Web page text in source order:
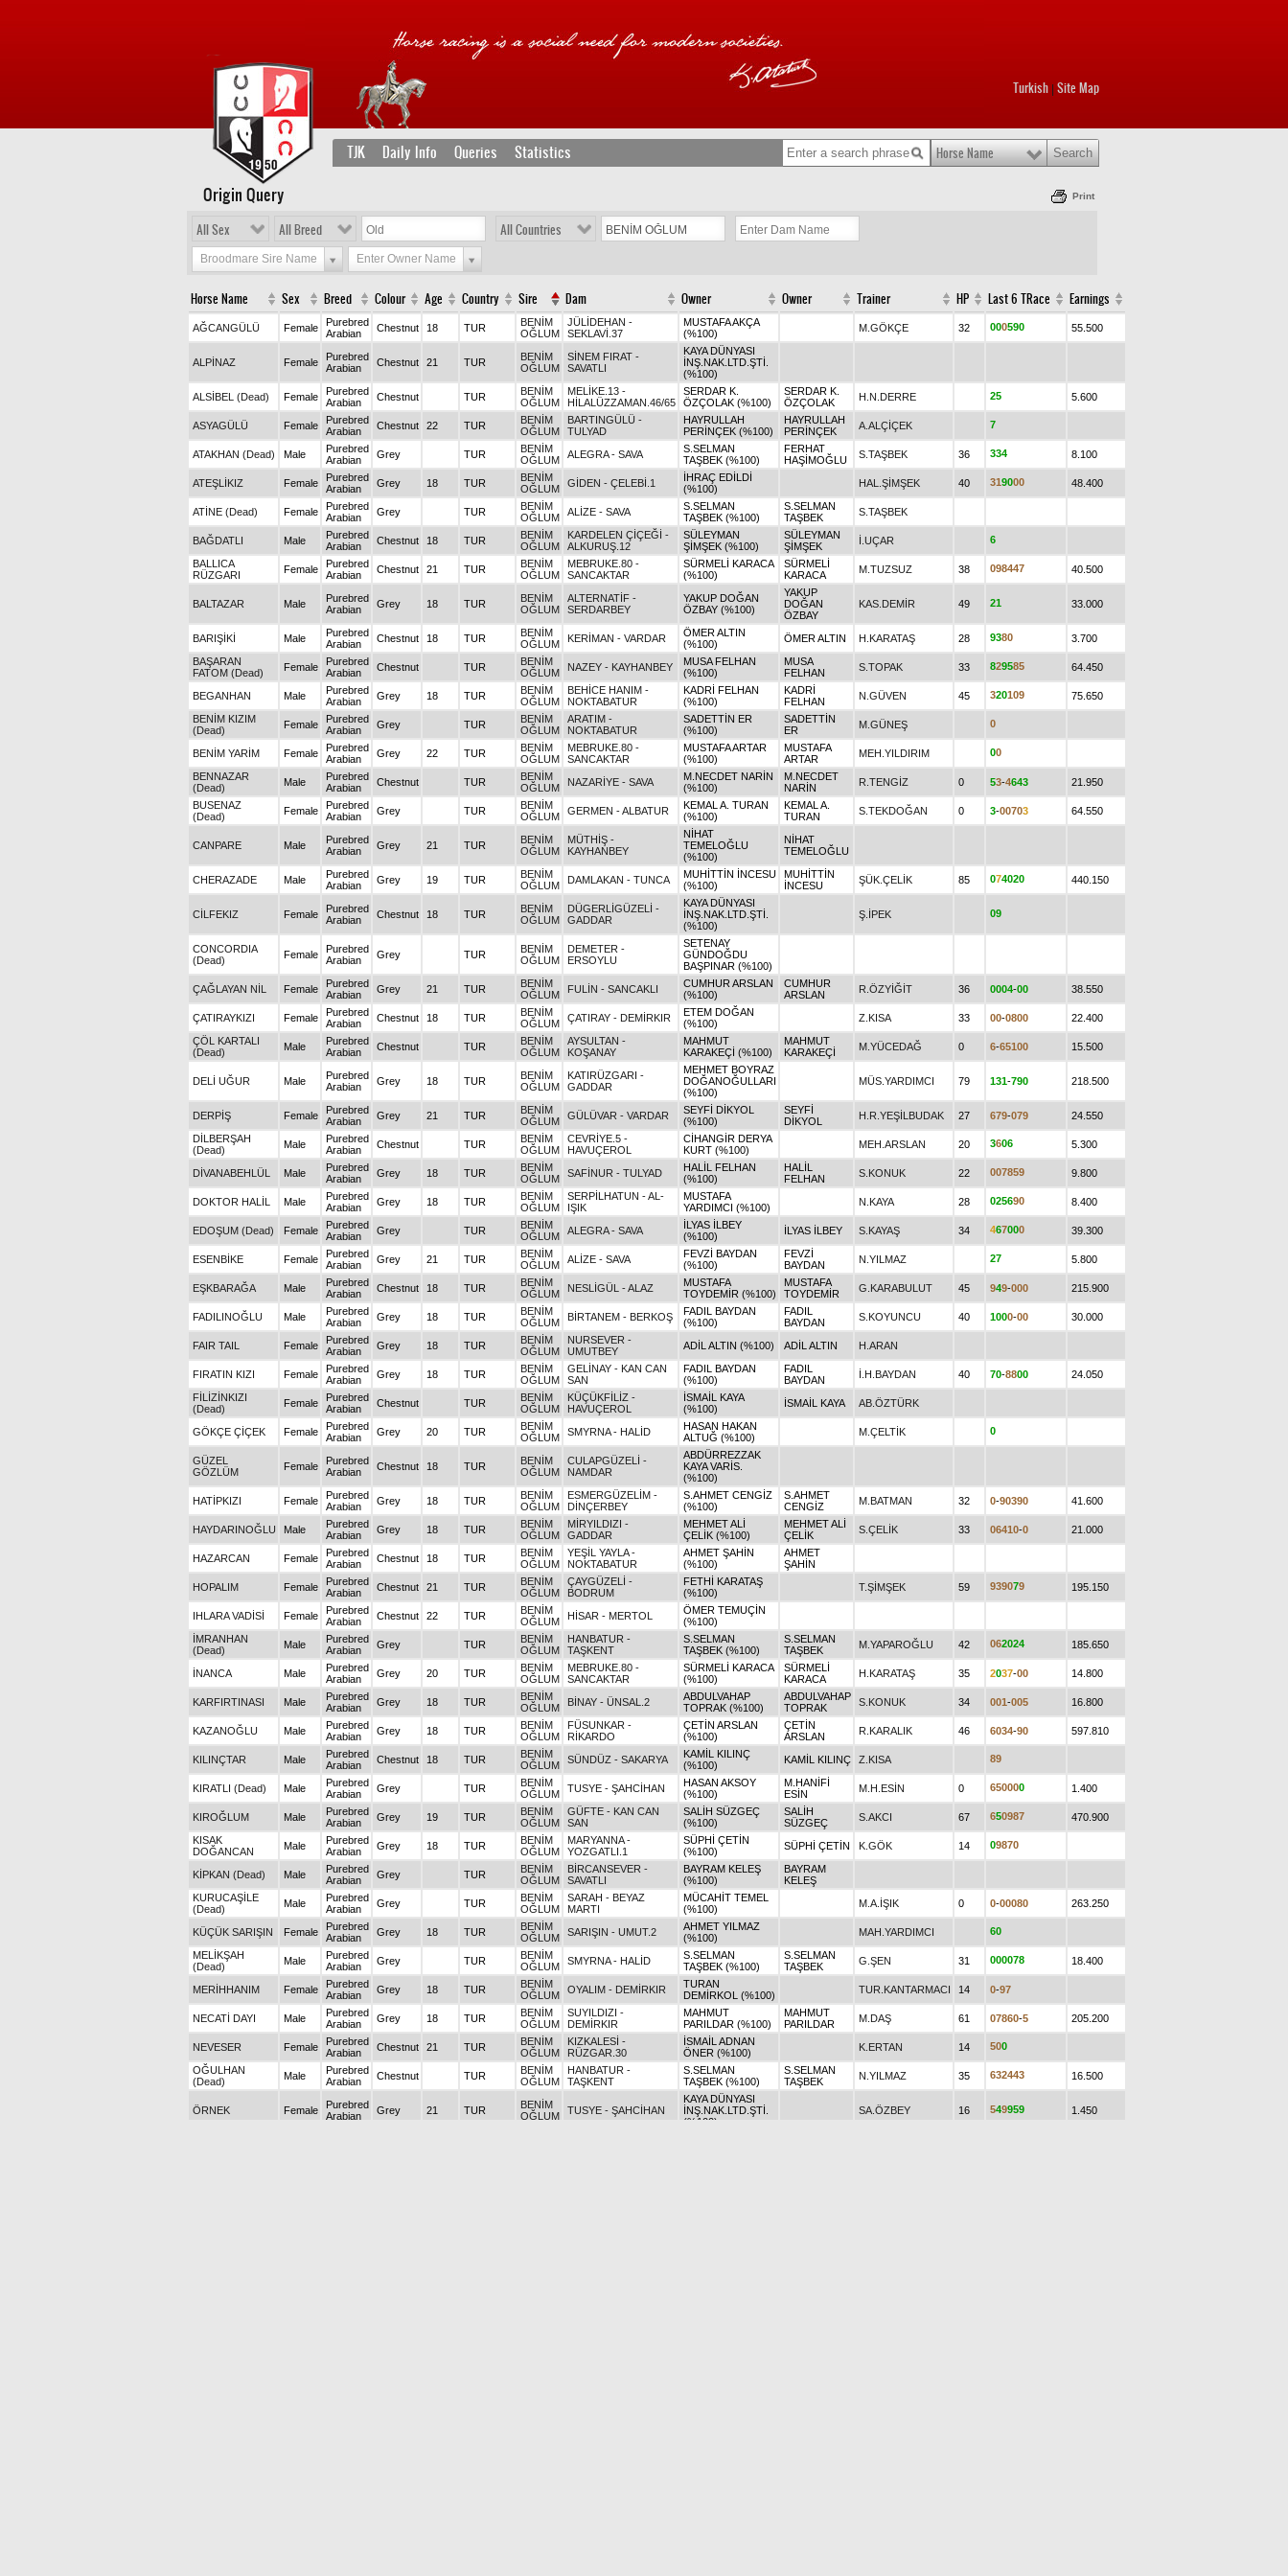
Turkish Site Map
TJK Daily Info Queries Statistics Horse Name
Origin Query Print
All Sex All Breed All Countries
Broodmare Sire Name Enter Owner Name
Horse Name Sex Breed Colour Age Country Sire Dam Owner Owner Trainer HP Last 6 TRace Earnings
AĞCANGÜLÜ Female
Purebred
Arabian
Chestnut 18 TUR
BENİM
OĞLUM
JÜLİDEHAN -
SEKLAVİ.37
MUSTAFA AKÇA
(%100)
M.GÖKÇE 32 000590 55.500
ALPİNAZ Female
Purebred
Arabian
Chestnut 21 TUR
BENİM
OĞLUM
SİNEM FIRAT -
SAVATLI
KAYA DÜNYASI
İNŞ.NAK.LTD.ŞTİ.
(%100)
ALSİBEL (Dead)
Female
Purebred
Arabian
Chestnut TUR
BENİM
OĞLUM
MELİKE.13 -
HİLALÜZZAMAN.46/65
SERDAR K.
ÖZÇOLAK (%100)
SERDAR K.
ÖZÇOLAK
H.N.DERRE 25 5.600
ASYAGÜLÜ Female
Purebred
Arabian
Chestnut 22 TUR
BENİM
OĞLUM
BARTINGÜLÜ -
TULYAD
HAYRULLAH
PERİNÇEK (%100)
HAYRULLAH
PERİNÇEK
A.ALÇİÇEK 7
ATAKHAN (Dead) Male
Purebred
Arabian
Grey TUR
BENİM
OĞLUM
ALEGRA - SAVA
S.SELMAN
TAŞBEK (%100)
FERHAT
HAŞİMOĞLU
S.TAŞBEK 36 334 8.100
ATEŞLİKIZ Female
Purebred
Arabian
Grey 18 TUR
BENİM
OĞLUM
GİDEN - ÇELEBİ.1
İHRAÇ EDİLDİ
(%100)
HAL.ŞİMŞEK 40 319000 48.400
ATİNE (Dead) Female
Purebred
Arabian
Grey TUR
BENİM
OĞLUM
ALİZE - SAVA
S.SELMAN
TAŞBEK (%100)
S.SELMAN
TAŞBEK
S.TAŞBEK
BAĞDATLI Male
Purebred
Arabian
Chestnut 18 TUR
BENİM
OĞLUM
KARDELEN ÇİÇEĞİ -
ALKURUŞ.12
SÜLEYMAN
ŞİMŞEK (%100)
SÜLEYMAN
ŞİMŞEK
İ.UÇAR 6
BALLICA
RÜZGARI
Female
Purebred
Arabian
Chestnut 21 TUR
BENİM
OĞLUM
MEBRUKE.80 -
SANCAKTAR
SÜRMELİ KARACA
(%100)
SÜRMELİ
KARACA
M.TUZSUZ 38 098447 40.500
BALTAZAR Male
Purebred
Arabian
Grey 18 TUR
BENİM
OĞLUM
ALTERNATİF -
SERDARBEY
YAKUP DOĞAN
ÖZBAY (%100)
YAKUP
DOĞAN
ÖZBAY
KAS.DEMİR 49 21 33.000
BARIŞİKİ Male
Purebred
Arabian
Chestnut 18 TUR
BENİM
OĞLUM
KERİMAN - VARDAR
ÖMER ALTIN
(%100)
ÖMER ALTIN H.KARATAŞ 28 9380
3.700
BAŞARAN
FATOM (Dead)
Female
Purebred
Arabian
Chestnut TUR
BENİM
OĞLUM
NAZEY - KAYHANBEY
MUSA FELHAN
(%100)
MUSA
FELHAN
S.TOPAK 33 829585 64.450
BEGANHAN Male
Purebred
Arabian
Grey 18 TUR
BENİM
OĞLUM
BEHİCE HANIM -
NOKTABATUR
KADRİ FELHAN
(%100)
KADRİ
FELHAN
N.GÜVEN 45 320109
75.650
BENİM KIZIM
(Dead)
Female
Purebred
Arabian
Grey TUR
BENİM
OĞLUM
ARATIM -
NOKTABATUR
SADETTİN ER
(%100)
SADETTİN
ER
M.GÜNEŞ 0
BENİM YARİM Female
Purebred
Arabian
Grey 22 TUR
BENİM
OĞLUM
MEBRUKE.80 -
SANCAKTAR
MUSTAFA ARTAR
(%100)
MUSTAFA
ARTAR
MEH.YILDIRIM 00
BENNAZAR
(Dead)
Male
Purebred
Arabian
Chestnut TUR
BENİM
OĞLUM
NAZARİYE - SAVA
M.NECDET NARİN
(%100)
M.NECDET
NARİN
R.TENGİZ 0 53-4643
21.950
BUSENAZ
(Dead)
Female
Purebred
Arabian
Grey TUR
BENİM
OĞLUM
GERMEN - ALBATUR
KEMAL A. TURAN
(%100)
KEMAL A.
TURAN
S.TEKDOĞAN 0 3-00703 64.550
CANPARE Male
Purebred
Arabian
Grey 21 TUR
BENİM
OĞLUM
MÜTHİŞ -
KAYHANBEY
NİHAT
TEMELOĞLU
(%100)
NİHAT
TEMELOĞLU
CHERAZADE Male
Purebred
Arabian
Grey 19 TUR
BENİM
OĞLUM
DAMLAKAN - TUNCA
MUHİTTİN İNCESU
(%100)
MUHİTTİN
İNCESU
ŞÜK.ÇELİK 85 074020 440.150
CİLFEKIZ Female
Purebred
Arabian
Chestnut 18 TUR
BENİM
OĞLUM
DÜGERLİGÜZELİ -
GADDAR
KAYA DÜNYASI
İNŞ.NAK.LTD.ŞTİ.
(%100)
Ş.İPEK 09
CONCORDIA
(Dead)
Female
Purebred
Arabian
Grey TUR
BENİM
OĞLUM
DEMETER -
ERSOYLU
SETENAY
GÜNDOĞDU
BAŞPINAR (%100)
ÇAĞLAYAN NİL
Female
Purebred
Arabian
Grey 21 TUR
BENİM
OĞLUM
FULİN - SANCAKLI
CUMHUR ARSLAN
(%100)
CUMHUR
ARSLAN
R.ÖZYİĞİT 36 0004-00 38.550
ÇATIRAYKIZI Female
Purebred
Arabian
Chestnut 18 TUR
BENİM
OĞLUM
ÇATIRAY - DEMİRKIR
ETEM DOĞAN
(%100)
Z.KISA 33 00-0800
22.400
ÇÖL KARTALI
(Dead)
Male
Purebred
Arabian
Chestnut TUR
BENİM
OĞLUM
AYSULTAN -
KOŞANAY
MAHMUT
KARAKEÇİ (%100)
MAHMUT
KARAKEÇİ
M.YÜCEDAĞ 0 6-65100 15.500
DELİ UĞUR Male
Purebred
Arabian
Grey 18 TUR
BENİM
OĞLUM
KATIRÜZGARI -
GADDAR
MEHMET BOYRAZ
DOĞANOĞULLARI
(%100)
MÜS.YARDIMCI 79 131-790 218.500
DERPİŞ Female
Purebred
Arabian
Grey 21 TUR
BENİM
OĞLUM
GÜLÜVAR - VARDAR
SEYFİ DİKYOL
(%100)
SEYFİ
DİKYOL
H.R.YEŞİLBUDAK 27 679-079
24.550
DİLBERŞAH
(Dead)
Male
Purebred
Arabian
Chestnut TUR
BENİM
OĞLUM
CEVRİYE.5 -
HAVUÇEROL
CİHANGİR DERYA
KURT (%100)
MEH.ARSLAN 20 3606 5.300
DİVANABEHLÜL Male
Purebred
Arabian
Grey 18 TUR
BENİM
OĞLUM
SAFİNUR - TULYAD
HALİL FELHAN
(%100)
HALİL
FELHAN
S.KONUK 22 007859 9.800
DOKTOR HALİL Male
Purebred
Arabian
Grey 18 TUR
BENİM
OĞLUM
SERPİLHATUN - AL-
IŞIK
MUSTAFA
YARDIMCI (%100)
N.KAYA 28 025690 8.400
EDOŞUM (Dead) Female
Purebred
Arabian
Grey TUR
BENİM
OĞLUM
ALEGRA - SAVA
İLYAS İLBEY
(%100)
İLYAS İLBEY S.KAYAŞ 34 467000 39.300
ESENBİKE Female
Purebred
Arabian
Grey 21 TUR
BENİM
OĞLUM
ALİZE - SAVA
FEVZİ BAYDAN
(%100)
FEVZİ
BAYDAN
N.YILMAZ 27 5.800
EŞKBARAĞA Male
Purebred
Arabian
Chestnut 18 TUR
BENİM
OĞLUM
NESLİGÜL - ALAZ
MUSTAFA
TOYDEMİR (%100)
MUSTAFA
TOYDEMİR
G.KARABULUT 45 949-000 215.900
FADILINOĞLU Male
Purebred
Arabian
Grey 18 TUR
BENİM
OĞLUM
BİRTANEM - BERKOŞ
FADIL BAYDAN
(%100)
FADIL
BAYDAN
S.KOYUNCU 40 1000-00 30.000
FAIR TAIL Female
Purebred
Arabian
Grey 18 TUR
BENİM
OĞLUM
NURSEVER -
UMUTBEY
ADİL ALTIN (%100) ADİL ALTIN H.ARAN
FIRATIN KIZI Female
Purebred
Arabian
Grey 18 TUR
BENİM
OĞLUM
GELİNAY - KAN CAN
SAN
FADIL BAYDAN
(%100)
FADIL
BAYDAN
İ.H.BAYDAN 40 70-8800
24.050
FİLİZİNKIZI
(Dead)
Female
Purebred
Arabian
Chestnut TUR
BENİM
OĞLUM
KÜÇÜKFİLİZ -
HAVUÇEROL
İSMAİL KAYA
(%100)
İSMAİL KAYA AB.ÖZTÜRK
GÖKÇE ÇİÇEK Female
Purebred
Arabian
Grey 20 TUR
BENİM
OĞLUM
SMYRNA - HALİD
HASAN HAKAN
ALTUĞ (%100)
M.ÇELTİK 0
GÜZEL
GÖZLÜM
Female
Purebred
Arabian
Chestnut 18 TUR
BENİM
OĞLUM
CULAPGÜZELİ -
NAMDAR
ABDÜRREZZAK
KAYA VARİS.
(%100)
HATİPKIZI
Female
Purebred
Arabian
Grey 18 TUR
BENİM
OĞLUM
ESMERGÜZELİM -
DİNÇERBEY
S.AHMET CENGİZ
(%100)
S.AHMET
CENGİZ
M.BATMAN 32 0-90390 41.600
HAYDARINOĞLU Male
Purebred
Arabian
Grey 18 TUR
BENİM
OĞLUM
MİRYILDIZI -
GADDAR
MEHMET ALİ
ÇELİK (%100)
MEHMET ALİ
ÇELİK
S.ÇELİK 33 06410-0 21.000
HAZARCAN Female
Purebred
Arabian
Chestnut 18 TUR
BENİM
OĞLUM
YEŞİL YAYLA -
NOKTABATUR
AHMET ŞAHİN
(%100)
AHMET
ŞAHİN
HOPALIM
Female
Purebred
Arabian
Chestnut 21 TUR
BENİM
OĞLUM
ÇAYGÜZELİ -
BODRUM
FETHİ KARATAŞ
(%100)
T.ŞİMŞEK 59 939079 195.150
IHLARA VADİSİ Female
Purebred
Arabian
Chestnut 22 TUR
BENİM
OĞLUM
HİSAR - MERTOL
ÖMER TEMUÇİN
(%100)
İMRANHAN
(Dead)
Male
Purebred
Arabian
Grey TUR
BENİM
OĞLUM
HANBATUR -
TAŞKENT
S.SELMAN
TAŞBEK (%100)
S.SELMAN
TAŞBEK
M.YAPAROĞLU 42 062024 185.650
İNANCA Male
Purebred
Arabian
Grey 20 TUR
BENİM
OĞLUM
MEBRUKE.80 -
SANCAKTAR
SÜRMELİ KARACA
(%100)
SÜRMELİ
KARACA
H.KARATAŞ 35 2037-00 14.800
KARFIRTINASI Male
Purebred
Arabian
Grey 18 TUR
BENİM
OĞLUM
BİNAY - ÜNSAL.2
ABDULVAHAP
TOPRAK (%100)
ABDULVAHAP
TOPRAK
S.KONUK 34 001-005 16.800
KAZANOĞLU Male
Purebred
Arabian
Grey 18 TUR
BENİM
OĞLUM
FÜSUNKAR -
RİKARDO
ÇETİN ARSLAN
(%100)
ÇETİN
ARSLAN
R.KARALIK 46 6034-90 597.810
KILINÇTAR Male
Purebred
Arabian
Chestnut 18 TUR
BENİM
OĞLUM
SÜNDÜZ - SAKARYA
KAMİL KILINÇ
(%100)
KAMİL KILINÇ Z.KISA 89
KIRATLI (Dead) Male
Purebred
Arabian
Grey TUR
BENİM
OĞLUM
TUSYE - ŞAHCİHAN
HASAN AKSOY
(%100)
M.HANİFİ
ESİN
M.H.ESİN 0 650000 1.400
KIROĞLUM Male
Purebred
Arabian
Grey 19 TUR
BENİM
OĞLUM
GÜFTE - KAN CAN
SAN
SALİH SÜZGEÇ
(%100)
SALİH
SÜZGEÇ
S.AKCI 67 650987
470.900
KISAK
DOĞANCAN
Male
Purebred
Arabian
Grey 18 TUR
BENİM
OĞLUM
MARYANNA -
YOZGATLI.1
SÜPHİ ÇETİN
(%100)
SÜPHİ ÇETİN K.GÖK 14 09870
KİPKAN (Dead) Male
Purebred
Arabian
Grey TUR
BENİM
OĞLUM
BİRCANSEVER -
SAVATLI
BAYRAM KELEŞ
(%100)
BAYRAM
KELEŞ
KURUCAŞİLE
(Dead)
Male
Purebred
Arabian
Grey TUR
BENİM
OĞLUM
SARAH - BEYAZ
MARTI
MÜCAHİT TEMEL
(%100)
M.A.İŞIK 0 0-00080 263.250
KÜÇÜK SARIŞIN Female
Purebred
Arabian
Grey 18 TUR
BENİM
OĞLUM
SARIŞIN - UMUT.2
AHMET YILMAZ
(%100)
MAH.YARDIMCI 60
MELİKŞAH
(Dead)
Male
Purebred
Arabian
Grey TUR
BENİM
OĞLUM
SMYRNA - HALİD
S.SELMAN
TAŞBEK (%100)
S.SELMAN
TAŞBEK
G.ŞEN 31 000078 18.400
MERİHHANIM Female
Purebred
Arabian
Grey 18 TUR
BENİM
OĞLUM
OYALIM - DEMİRKIR
TURAN
DEMİRKOL (%100)
TUR.KANTARMACI 14 0-97
NECATİ DAYI Male
Purebred
Arabian
Grey 18 TUR
BENİM
OĞLUM
SUYILDIZI -
DEMİRKIR
MAHMUT
PARILDAR (%100)
MAHMUT
PARILDAR
M.DAŞ 61 07860-5 205.200
NEVESER Female
Purebred
Arabian
Chestnut 21 TUR
BENİM
OĞLUM
KIZKALESİ -
RÜZGAR.30
İSMAİL ADNAN
ÖNER (%100)
K.ERTAN 14 500
OĞULHAN
(Dead)
Male
Purebred
Arabian
Chestnut TUR
BENİM
OĞLUM
HANBATUR -
TAŞKENT
S.SELMAN
TAŞBEK (%100)
S.SELMAN
TAŞBEK
N.YILMAZ 35 632443 16.500
ÖRNEK Female
Purebred
Arabian
Grey 21 TUR
BENİM
OĞLUM
TUSYE - ŞAHCİHAN
KAYA DÜNYASI
İNŞ.NAK.LTD.ŞTİ.
(%100)
SA.ÖZBEY 16 549959 1.450